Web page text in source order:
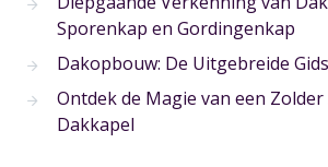
Sporenkap en Gordingenkap
Dakopbouw: De Uitgebreide Gids
Ontdek de Magie van een
Dakkapel